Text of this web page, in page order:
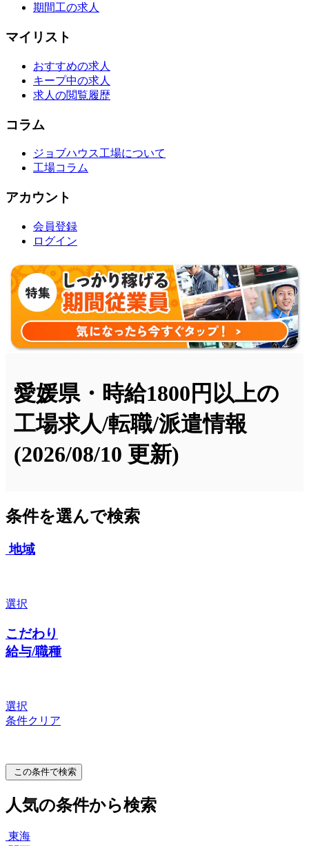
期間工の求人
マイリスト
おすすめの求人
キープ中の求人
求人の閲覧履歴
コラム
ジョブハウス工場について
工場コラム
アカウント
会員登録
ログイン
愛媛県・時給1800円以上の
工場求人/転職/派遣情報
(2026/08/10 更新)
条件を選んで検索
地域
選択
こだわり
給与/職種
選択
条件クリア
この条件で検索
人気の条件から検索
東海